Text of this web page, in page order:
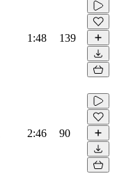
1:48 139
2:46 90